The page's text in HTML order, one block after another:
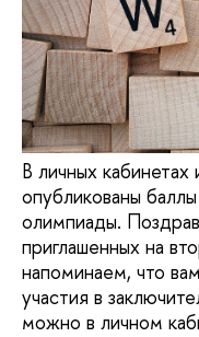
В личных
опубликованы
олимпиады.
приглашенных на
напоминаем, что
участия в
можно в личном